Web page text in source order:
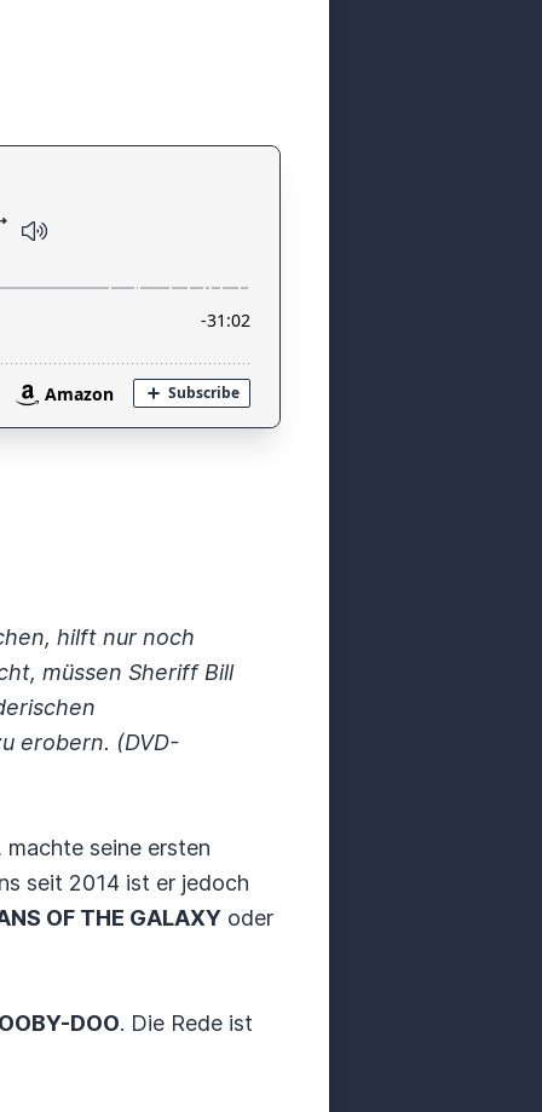
hilft nur noch
müssen Sheriff Bill
erobern. (DVD-
seine ersten
seit 2014 ist er jedoch
OF THE GALAXY oder
DOO. Die Rede ist